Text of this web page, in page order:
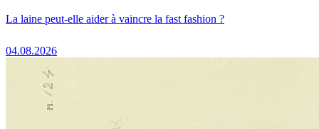
La laine peut-elle aider à vaincre la fast fashion ?
04.08.2026